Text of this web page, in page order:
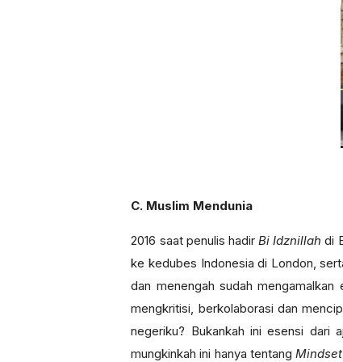
C. Muslim Mendunia
2016 saat penulis hadirBi Idznillahdi
ke kedubes Indonesia di London,
dan menengah sudah
mengkritisi, berkolaborasi dan
negeriku? Bukankah ini esensi dari
mungkinkah ini hanya tentang